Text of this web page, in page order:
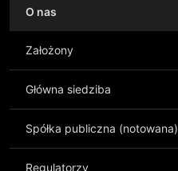
O nas
Założony
Główna siedziba
Spółka publiczna (notowana)
Regulatorzy